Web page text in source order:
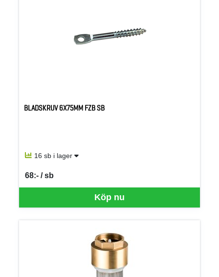
BLADSKRUV 6X75MM FZB SB
16 sb i lager
Köp nu
68:- / sb
SEK per SB